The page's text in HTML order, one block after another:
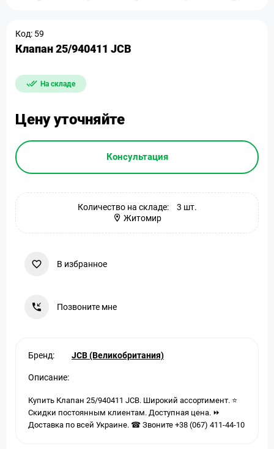
Код: 59
Клапан 25/940411 JCB
На складе
Цену уточняйте
Консультация
Количество на складе:
3 шт.
Житомир
В избранное
Позвоните мне
Бренд: JCB (Великобритания)
Описание:
Купить Клапан 25/940411 JCB. Широкий ассортимент. ⭐
Скидки постоянным клиентам. Доступная цена. ⏩
Доставка по всей Украине. ☎ Звоните +38 (067) 411-44-10